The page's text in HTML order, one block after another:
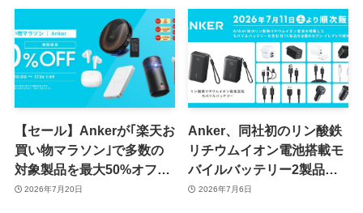
象に
【セール】Ankerが｢楽天お
買い物マラソン｣で多数の
対象製品を最大50%オフで
販売するセールを開催中
2026年7月20日
Anker、同社初のリン酸鉄
リチウムイオン電池搭載モ
バイルバッテリー2製品を
含む14製品をセブン-イレ
2026年7月6日